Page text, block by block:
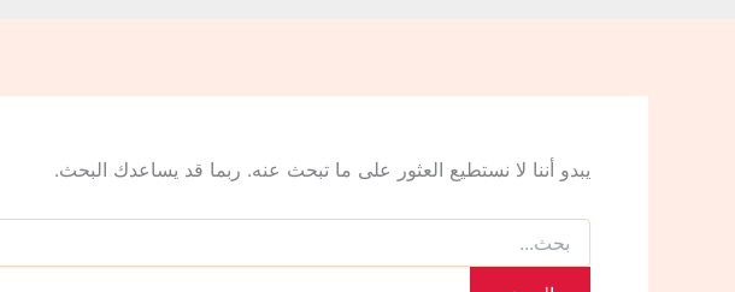
يبدو أننا لا نستطيع العثور على ما تبحث عنه. ربما قد يساعدك البحث.